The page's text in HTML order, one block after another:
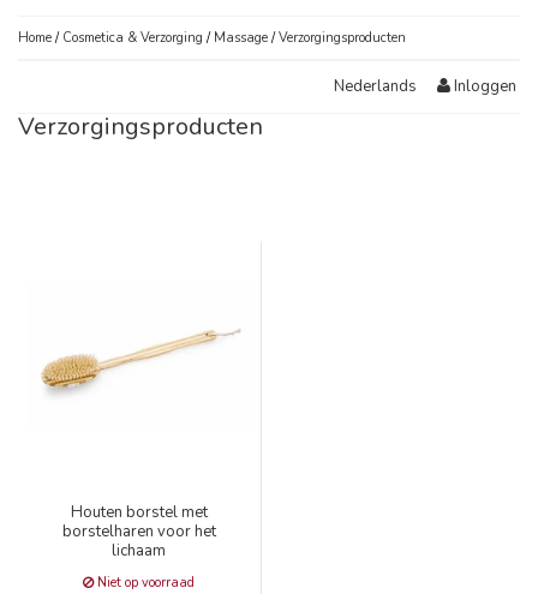
Home / Cosmetica & Verzorging / Massage /Verzorgingsproducten
Nederlands Inloggen
Verzorgingsproducten
Houten borstel met
borstelharen voor het
lichaam
Niet op voorraad